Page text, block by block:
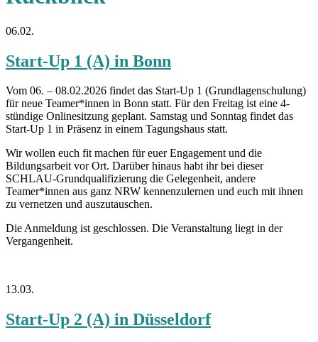
06.02.
Start-Up 1 (A) in Bonn
Vom 06. – 08.02.2026 findet das Start-Up 1 (Grundlagenschulung)
für neue Teamer*innen in Bonn statt. Für den Freitag ist eine 4-
stündige Onlinesitzung geplant. Samstag und Sonntag findet das
Start-Up 1 in Präsenz in einem Tagungshaus statt.
Wir wollen euch fit machen für euer Engagement und die
Bildungsarbeit vor Ort. Darüber hinaus habt ihr bei dieser
SCHLAU-Grundqualifizierung die Gelegenheit, andere
Teamer*innen aus ganz NRW kennenzulernen und euch mit ihnen
zu vernetzen und auszutauschen.
Die Anmeldung ist geschlossen. Die Veranstaltung liegt in der
Vergangenheit.
13.03.
Start-Up 2 (A) in Düsseldorf